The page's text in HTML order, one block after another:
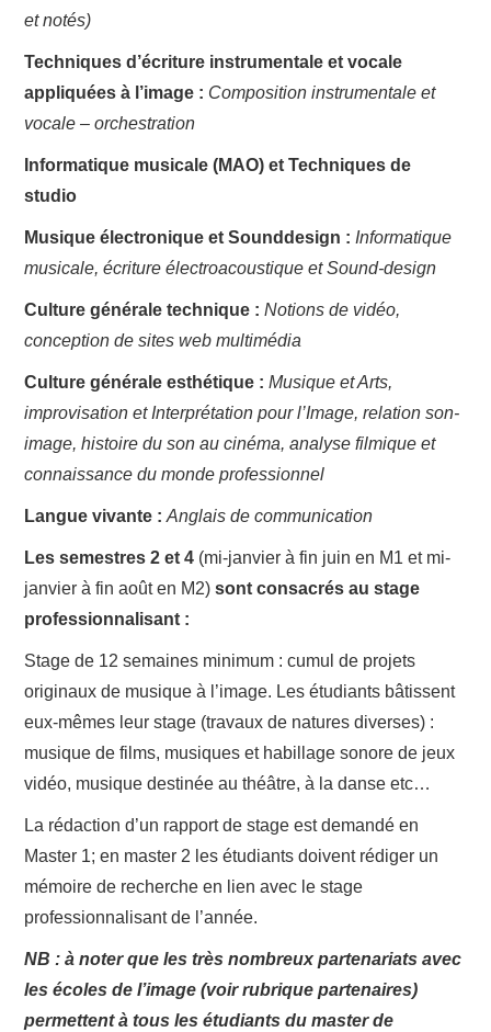
et notés)
Techniques d’écriture instrumentale et vocale
appliquées à l’image : Composition instrumentale et
vocale – orchestration
Informatique musicale (MAO) et Techniques de
studio
Musique électronique et Sounddesign : Informatique
musicale, écriture électroacoustique et Sound-design
Culture générale technique :Notions de vidéo,
conception de sites web multimédia
Culture générale esthétique :Musique et Arts,
improvisation et Interprétation pour l’Image, relation son-
image, histoire du son au cinéma, analyse filmique et
connaissance du monde professionnel
Langue vivante :Anglais de communication
Les semestres 2 et 4 (mi-janvier à fin juin en M1 et mi-
janvier à fin août en M2)sont consacrés au stage
professionnalisant :
Stage de 12 semaines minimum : cumul de projets
originaux de musique à l’image. Les étudiants bâtissent
eux-mêmes leur stage (travaux de natures diverses) :
musique de films, musiques et habillage sonore de jeux
vidéo, musique destinée au théâtre, à la danse etc…
La rédaction d’un rapport de stage est demandé en
Master 1; en master 2 les étudiants doivent rédiger un
mémoire de recherche en lien avec le stage
professionnalisant de l’année.
NB : à noter que les très nombreux partenariats avec
les écoles de l’image (voir rubrique partenaires)
permettent à tous les étudiants du master de